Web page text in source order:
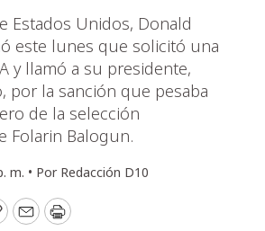
Estados Unidos, Donald
este lunes que solicitó una
y llamó a su presidente,
por la sanción que pesaba
de la selección
Folarin Balogun.
m. • Por Redacción D10
EmailPrint